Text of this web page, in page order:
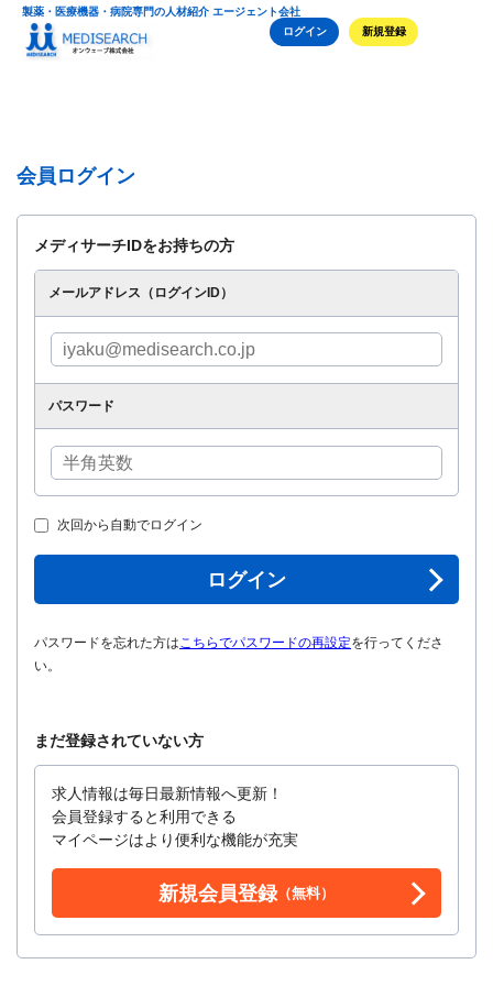
製薬・医療機器・病院専門の人材紹介 エージェント会社
ログイン
新規登録
会員ログイン
メディサーチIDをお持ちの方
メールアドレス（ログインID）
パスワード
次回から自動でログイン
ログイン
パスワードを忘れた方はこちらでパスワードの再設定を行ってくださ
い。
まだ登録されていない方
求人情報は毎日最新情報へ更新！
会員登録すると利用できる
マイページはより便利な機能が充実
新規会員登録（無料）